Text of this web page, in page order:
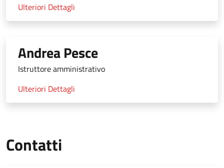
Ulteriori Dettagli
Andrea Pesce
Istruttore amministrativo
Ulteriori Dettagli
Contatti